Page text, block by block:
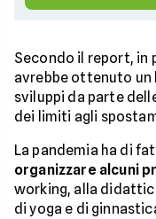
Secondo il report,
avrebbe ottenuto un
sviluppi da parte
dei limiti agli
La pandemia ha di
organizzare alcuni
working, alla
di yoga e di